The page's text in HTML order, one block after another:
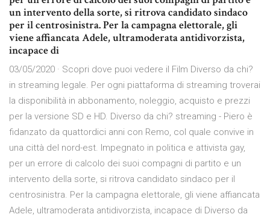
un intervento della sorte, si ritrova candidato sindaco
per il centrosinistra. Per la campagna elettorale, gli
viene affiancata Adele, ultramoderata antidivorzista,
incapace di
03/05/2020 · Scopri dove puoi vedere il Film Diverso da chi?
in streaming legale. Per ogni piattaforma di streaming troverai
la disponibilità in abbonamento, noleggio, acquisto e prezzi
per la versione SD e HD. Diverso da chi? streaming - Piero è
fidanzato da quattordici anni con Remo, col quale convive in
una città del nord-est. Impegnato in politica e attivista gay,
per un errore di calcolo dei suoi compagni di partito e un
intervento della sorte, si ritrova candidato sindaco per il
centrosinistra. Per la campagna elettorale, gli viene affiancata
Adele, ultramoderata antidivorzista, incapace di Diverso da